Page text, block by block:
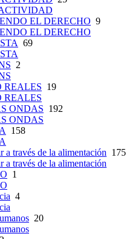
EL DERECHO 9
EL DERECHO
69
2
REALES 19
REALES
ONDAS 192
ONDAS
158
a través de la alimentación 175
a través de la alimentación
1
4
20